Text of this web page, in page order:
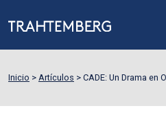
Inicio > Artículos > CADE: Un Drama en